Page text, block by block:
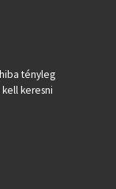
tényleg
keresni